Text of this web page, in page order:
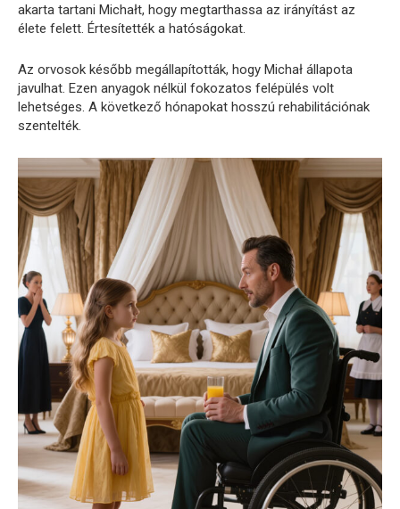
akarta tartani Michałt, hogy megtarthassa az irányítást az
élete felett. Értesítették a hatóságokat.
Az orvosok később megállapították, hogy Michał állapota
javulhat. Ezen anyagok nélkül fokozatos felépülés volt
lehetséges. A következő hónapokat hosszú rehabilitációnak
szentelték.